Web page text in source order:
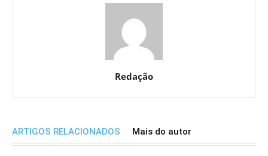
Redação
ARTIGOS RELACIONADOS Mais do autor